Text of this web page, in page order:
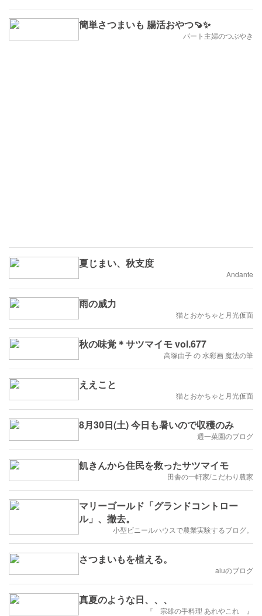
簡単さつまいも 腸活おやつ🍠✨
パート主婦のつぶやき
夏じまい、秋支度
Andante
雨の威力
猫とおかちゃと月光仮面
秋の味覚＊サツマイモ vol.677
高塚由子 の 水彩画 魔法の筆
ええこと
猫とおかちゃと月光仮面
8月30日(土) 今日も暑いので収穫のみ
週一菜園のブログ
飢きんから住民を救ったサツマイモ
田舎の一軒家/こだわり農家
マリーゴールド「グランドコントロー
ル」、撤去。
小型ビニールハウスで農業実験するブログ。
さつまいもを植える。
aiuのブログ
真夏のような日、、、
『 宗雄の手料理 あれやこれ 』